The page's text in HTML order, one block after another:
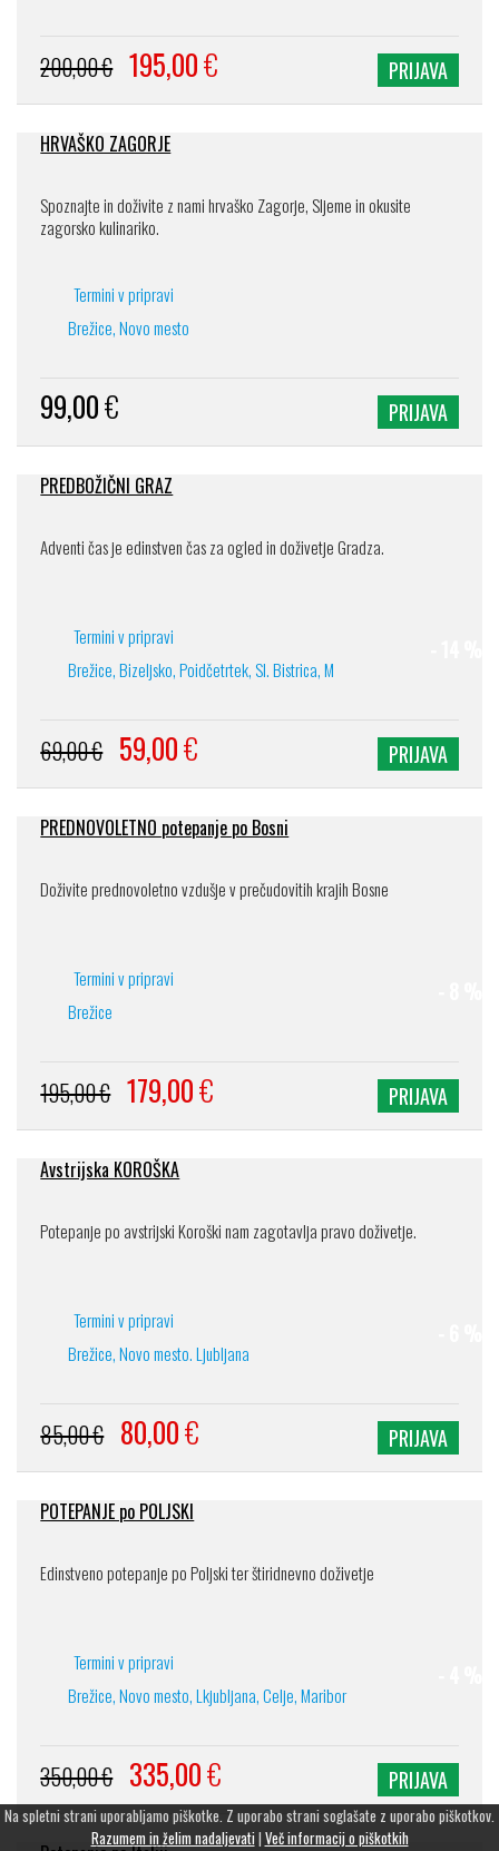
200,00 € 195,00€ PRIJAVA
HRVAŠKO ZAGORJE
Spoznajte in doživite z nami hrvaško Zagorje, Sljeme in okusite
zagorsko kulinariko.
Termini v pripravi
Brežice, Novo mesto
99,00€ PRIJAVA
PREDBOŽIČNI GRAZ
Adventi čas je edinstven čas za ogled in doživetje Gradza.
Termini v pripravi
Brežice, Bizeljsko, Poidčetrtek, Sl. Bistrica, M
69,00 € 59,00€ PRIJAVA
PREDNOVOLETNO potepanje po Bosni
Doživite prednovoletno vzdušje v prečudovitih krajih Bosne
Termini v pripravi
Brežice
195,00 € 179,00€ PRIJAVA
Avstrijska KOROŠKA
Potepanje po avstrijski Koroški nam zagotavlja pravo doživetje.
Termini v pripravi
Brežice, Novo mesto. Ljubljana
85,00 € 80,00€ PRIJAVA
POTEPANJE po POLJSKI
Edinstveno potepanje po Poljski ter štiridnevno doživetje
Termini v pripravi
Brežice, Novo mesto, Lkjubljana, Celje, Maribor
350,00 € 335,00€ PRIJAVA
Na spletni strani uporabljamo piškotke. Z uporabo strani soglašate z uporabo piškotkov.
Razumem in želim nadaljevati | Več informacij o piškotkih